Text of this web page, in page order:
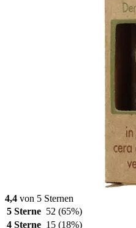
4,4 von 5 Sternen
5 Sterne 52 (65%)
4 Sterne 15 (18%)